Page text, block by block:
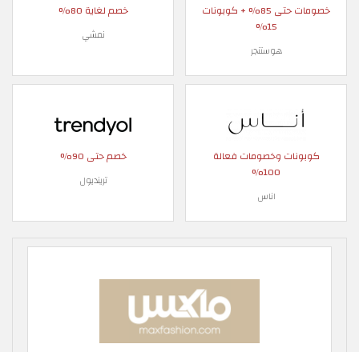
خصومات حتى 85% + كوبونات
15%
هوستنجر
خصم لغاية 80%
نمشي
كوبونات وخصومات فعالة
100%
اناس
خصم حتى 90%
ترينديول